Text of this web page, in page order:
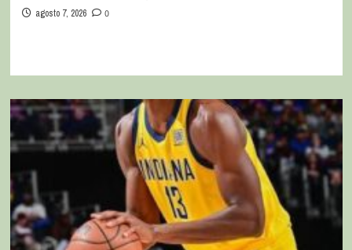
agosto 7, 2026 0